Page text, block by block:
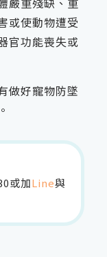
或使動物遭受
官功能喪失或
做好寵物防墜
或加Line與